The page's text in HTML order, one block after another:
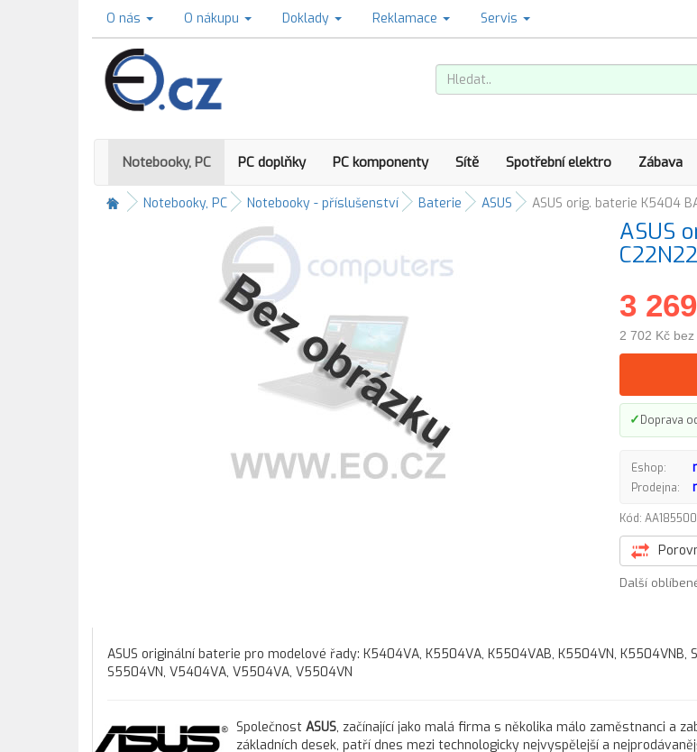
O nás O nákupu Doklady Reklamace Servis
Notebooky, PC PC doplňky PC komponenty Sítě Spotřební elektro Zábava
Notebooky, PC Notebooky - příslušenství Baterie ASUS ASUS orig. baterie K5404
ASUS
3
2 702 Kč bez
✓Doprava
Eshop:
Prodejna:
Kód:
Další
ASUS originální baterie pro modelové řady: K5404VA, K5504VA, K5504VAB, K5504VN, K5504VNB,
S5504VN, V5404VA, V5504VA, V5504VN
Společnost ASUS, začínající jako malá firma s několika málo zaměstnanci a
základních desek, patří dnes mezi technologicky nejvyspělejší a